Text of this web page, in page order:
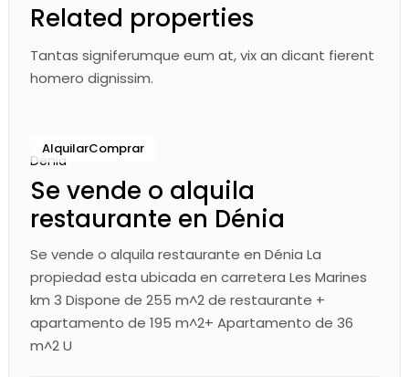
Related properties
Tantas signiferumque eum at, vix an dicant fierent
homero dignissim.
AlquilarComprar
Dénia
Se vende o alquila
restaurante en Dénia
Se vende o alquila restaurante en Dénia La
propiedad esta ubicada en carretera Les Marines
km 3 Dispone de 255 m^2 de restaurante +
apartamento de 195 m^2+ Apartamento de 36
m^2 U